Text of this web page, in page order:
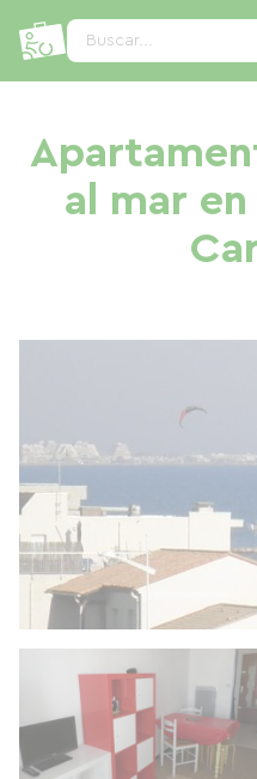
Buscar...
al mar
Panel de gestión de